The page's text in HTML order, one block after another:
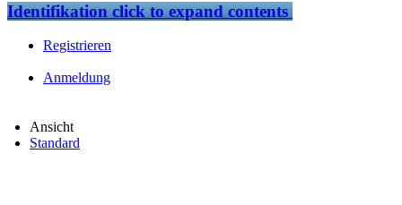
Identifikationclick to expand contents
Registrieren
Anmeldung
Ansicht
Standard